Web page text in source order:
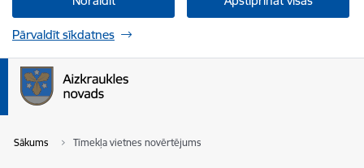
Pārvaldīt sīkdatnes
Sākums Tīmekļa vietnes novērtējums